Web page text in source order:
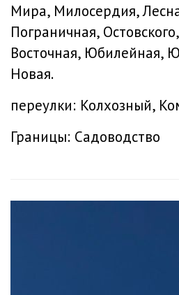
Мира, Милосердия,
Пограничная,
Восточная, Юбилейная,
Новая.
переулки: Колхозный,
Границы: Садоводство